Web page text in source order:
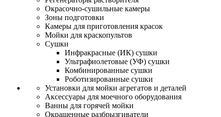
Окрасочно-сушильные камеры
Зоны подготовки
Камеры для приготовления красок
Мойки для краскопультов
Сушки
Инфракрасные (ИК) сушки
Ультрафиолетовые (УФ) сушки
Комбинированные сушки
Роботизированные сушки
Установки для мойки агрегатов и деталей
Аксессуары для моечного оборудования
Ванны для горячей мойки
Окрашенные разбрызгиватели